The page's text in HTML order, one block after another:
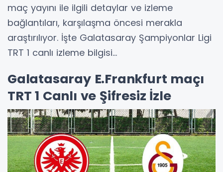
maç yayını ile ilgili detaylar ve izleme
bağlantıları, karşılaşma öncesi merakla
araştırılıyor. İşte Galatasaray Şampiyonlar Ligi
TRT 1 canlı izleme bilgisi...
Galatasaray E.Frankfurt maçı
TRT 1 Canlı ve Şifresiz İzle